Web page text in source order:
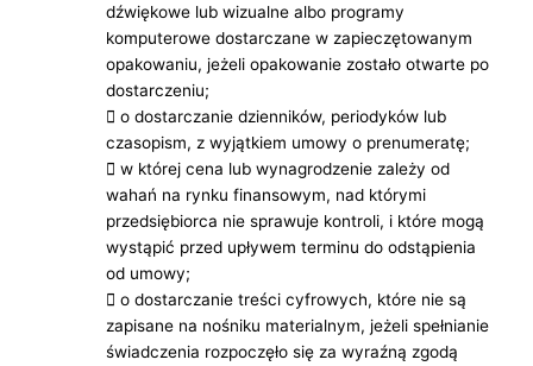
dźwiękowe lub wizualne albo programy
komputerowe dostarczane w zapieczętowanym
opakowaniu, jeżeli opakowanie zostało otwarte po
dostarczeniu;
 o dostarczanie dzienników, periodyków lub
czasopism, z wyjątkiem umowy o prenumeratę;
 w której cena lub wynagrodzenie zależy od
wahań na rynku finansowym, nad którymi
przedsiębiorca nie sprawuje kontroli, i które mogą
wystąpić przed upływem terminu do odstąpienia
od umowy;
 o dostarczanie treści cyfrowych, które nie są
zapisane na nośniku materialnym, jeżeli spełnianie
świadczenia rozpoczęło się za wyraźną zgodą